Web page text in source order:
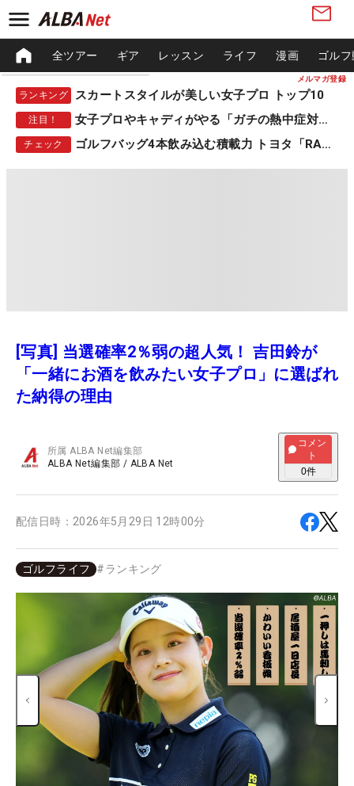
メルマガ登録
全ツアー ギア レッスン ライフ 漫画 ゴル
ランキング スカートスタイルが美しい女子プロ トップ10
注目！ 女子プロやキャディがやる「ガチの熱中症対策」
チェック ゴルフバッグ4本飲み込む積載力 トヨタ「RAV4」
[写真] 当選確率2％弱の超人気！ 吉田鈴が
「一緒にお酒を飲みたい女子プロ」に選ばれ
た納得の理由
所属ALBA Net編集部
ALBA Net編集部 / ALBA Net
コメン
ト
0件
配信日時： 2026年5月29日 12時00分
ゴルフライフ #ランキング